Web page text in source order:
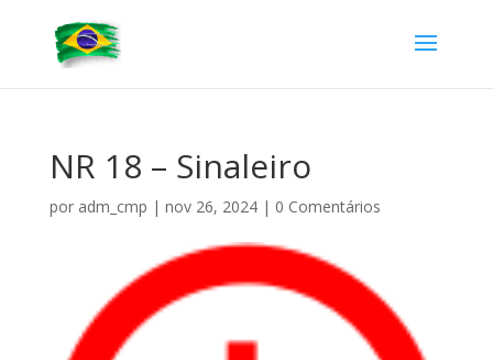
NR 18 – Sinaleiro
por adm_cmp | nov 26, 2024| 0 Comentários